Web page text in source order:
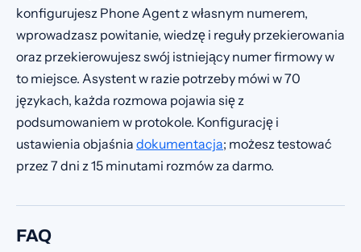
konfigurujesz Phone Agent z własnym numerem,
wprowadzasz powitanie, wiedzę i reguły przekierowania
oraz przekierowujesz swój istniejący numer firmowy w
to miejsce. Asystent w razie potrzeby mówi w 70
językach, każda rozmowa pojawia się z
podsumowaniem w protokole. Konfigurację i
ustawienia objaśnia dokumentacja; możesz testować
przez 7 dni z 15 minutami rozmów za darmo.
FAQ